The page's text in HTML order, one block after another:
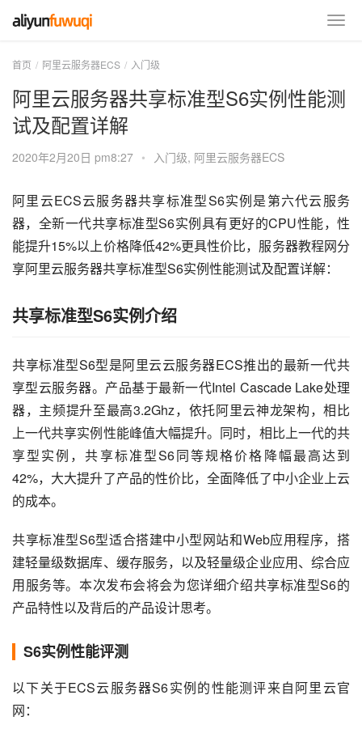
首页 阿里云服务器ECS 入门级
阿里云服务器共享标准型S6实例性能测
试及配置详解
2020年2月20日 pm8:27 • 入门级, 阿里云服务器ECS
阿里云ECS云服务器共享标准型S6实例是第六代云服务
器，全新一代共享标准型S6实例具有更好的CPU性能，性
能提升15%以上价格降低42%更具性价比，服务器教程网分
享阿里云服务器共享标准型S6实例性能测试及配置详解：
共享标准型S6实例介绍
共享标准型S6型是阿里云云服务器ECS推出的最新一代共
享型云服务器。产品基于最新一代Intel Cascade Lake处理
器，主频提升至最高3.2Ghz，依托阿里云神龙架构，相比
上一代共享实例性能峰值大幅提升。同时，相比上一代的共
享型实例，共享标准型S6同等规格价格降幅最高达到
42%，大大提升了产品的性价比，全面降低了中小企业上云
的成本。
共享标准型S6型适合搭建中小型网站和Web应用程序，搭
建轻量级数据库、缓存服务，以及轻量级企业应用、综合应
用服务等。本次发布会将会为您详细介绍共享标准型S6的
产品特性以及背后的产品设计思考。
S6实例性能评测
以下关于ECS云服务器S6实例的性能测评来自阿里云官
网：